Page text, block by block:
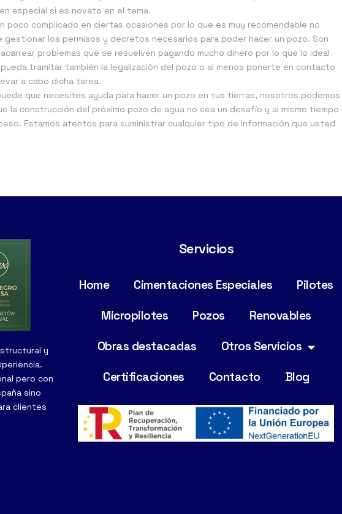
especial si es novato en el tema.
poco complicado en ciertas ocasiones por lo que es muy recomendable no
gestionar los permisos y decretos necesarios para poder hacer un pozo. Son
problemas que se resuelven pagando mucho dinero por lo que lo ideal
tramitar también la legalización del pozo o al menos ponerte en contacto
a cabo dicha tarea.
que necesites ayuda para hacer un pozo en tus tierras, nosotros podemos
la construcción del próximo pozo de agua no sea un desafío y al mismo tiempo
Estamos atentos para suministrar cualquier tipo de información que usted
y
pero con
sino
clientes
Servicios
Home Cimentaciones Especiales
Pilotes
Micropilotes
Pozos
Renovables
Obras destacadas
Otros Servicios
Certificaciones
Contacto Blog